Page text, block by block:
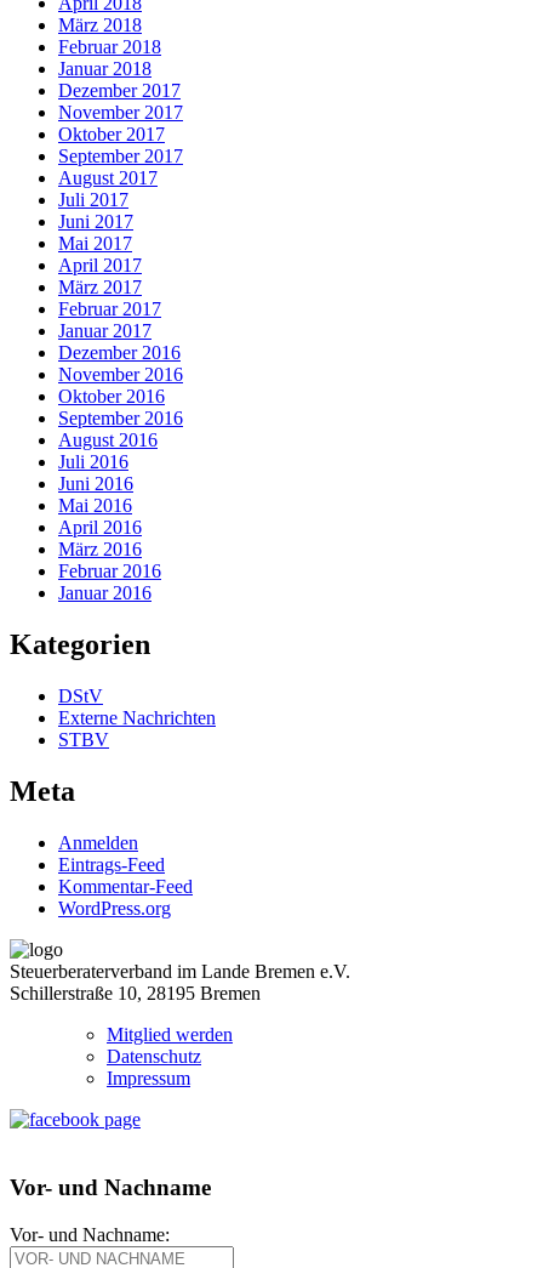
März 2018
Februar 2018
Januar 2018
Dezember 2017
November 2017
Oktober 2017
September 2017
August 2017
Juli 2017
Juni 2017
Mai 2017
April 2017
März 2017
Februar 2017
Januar 2017
Dezember 2016
November 2016
Oktober 2016
September 2016
August 2016
Juli 2016
Juni 2016
Mai 2016
April 2016
März 2016
Februar 2016
Januar 2016
Kategorien
DStV
Externe Nachrichten
STBV
Meta
Anmelden
Eintrags-Feed
Kommentar-Feed
WordPress.org
Steuerberaterverband im Lande Bremen e.V.
Schillerstraße 10, 28195 Bremen
Mitglied werden
Datenschutz
Impressum
Vor- und Nachname
Vor- und Nachname: